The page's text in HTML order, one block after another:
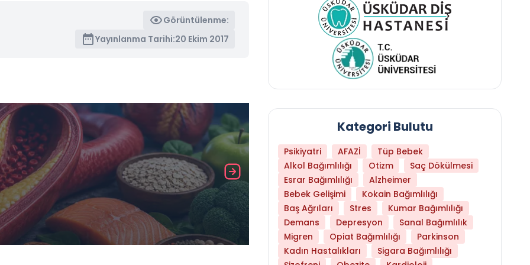
Görüntülenme:
Yayınlanma Tarihi:20 Ekim 2017
Daha Az Protein Tüketmek Yaşlanmayı
Kategori Bulutu
Psikiyatri AFAZİ
Tüp Bebek
Alkol Bağımlılığı
Otizm
Saç Dökülmesi
Esrar Bağımlılığı
Alzheimer
Bebek Gelişimi
Kokain Bağımlılığı
Baş Ağrıları
Stres
Kumar Bağımlılığı
Demans
Depresyon
Sanal Bağımlılık
Migren
Opiat Bağımlılığı
Parkinson
Kadın Hastalıkları
Sigara Bağımlılığı